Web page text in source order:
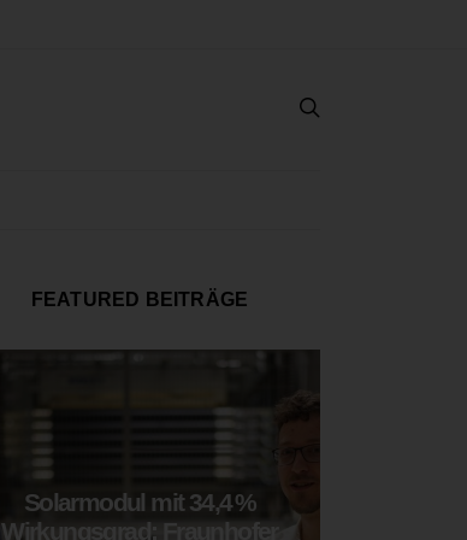
FEATURED BEITRÄGE
Solarmodul mit 34,4 %
Wirkungsgrad: Fraunhofer